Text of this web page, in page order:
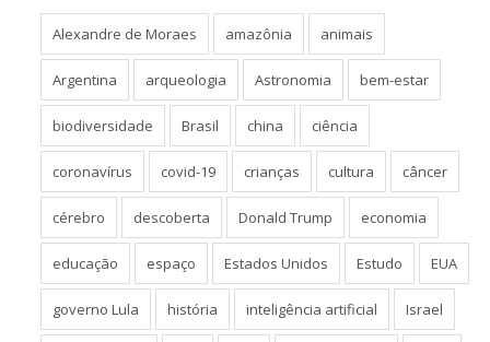
Alexandre de Moraes amazônia animais
Argentina arqueologia Astronomia bem-estar
biodiversidade Brasil china ciência
coronavírus covid-19 crianças cultura câncer
cérebro descoberta Donald Trump economia
educação espaço Estados Unidos Estudo EUA
governo Lula história inteligência artificial Israel